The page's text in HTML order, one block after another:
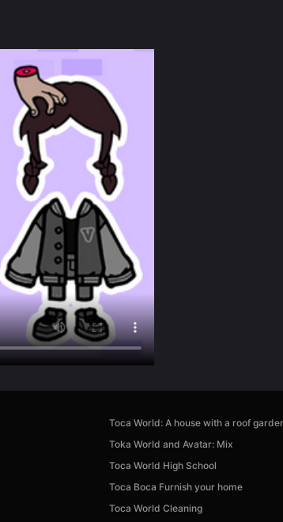
Toca World: A house with a roof
Toka World and Avatar: Mix
Toca World High School
Toca Boca Furnish your home
Toca World Cleaning